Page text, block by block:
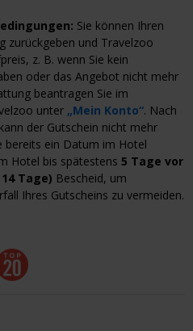
Sie können Ihren
zurückgeben und Travelzoo
z. B. wenn Sie kein
oder das Angebot nicht mehr
beantragen Sie im
unter „Mein Konto“. Nach
der Gutschein nicht mehr
bereits ein Datum im Hotel
Hotel bis spätestens 5 Tage vor
Tage) Bescheid, um
Ihres Gutscheins zu vermeiden.